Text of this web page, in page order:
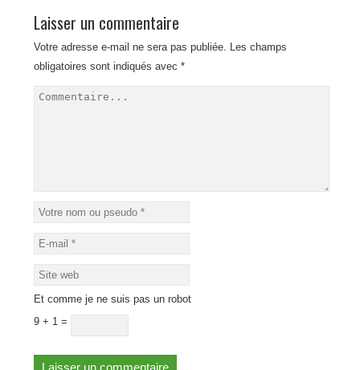
Laisser un commentaire
Votre adresse e-mail ne sera pas publiée.
Les champs
obligatoires sont indiqués avec*
Et comme je ne suis pas un robot
9 + 1 =